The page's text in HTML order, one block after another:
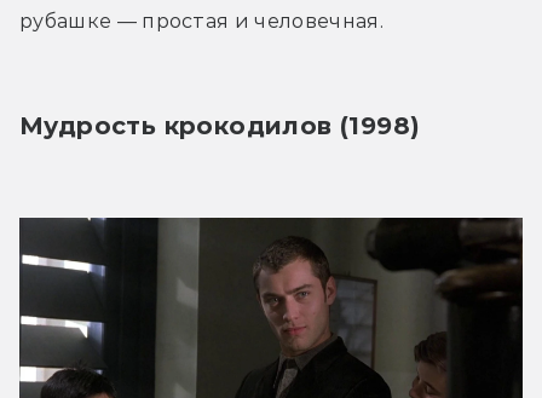
рубашке — простая и человечная.
Мудрость крокодилов (1998)